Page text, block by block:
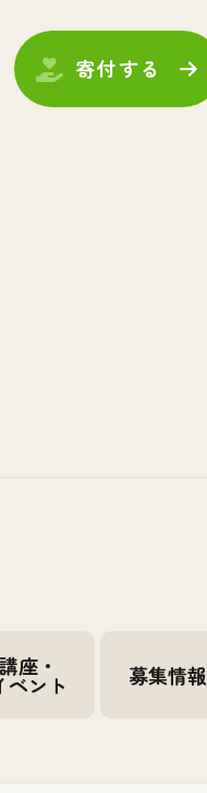
寄付する
講座・
ベント 募集情報